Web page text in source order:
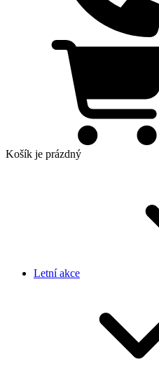
Košík je prázdný
Letní akce